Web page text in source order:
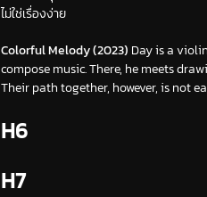
ไม่ใช่เรื่องง่าย
Colorful Melody (2023) Day is a
compose music. There, he meets
Their path together, however, is not
H6
H7